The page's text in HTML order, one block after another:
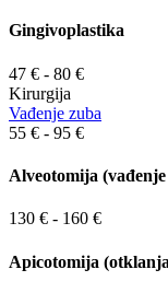
Gingivoplastika
47 € - 80 €
Kirurgija
Vađenje zuba
55 € - 95 €
Alveotomija
130 € - 160 €
Apicotomija